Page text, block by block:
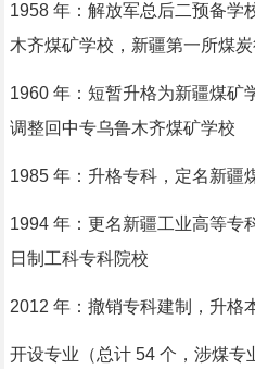
1958 年：解放军总后二预备学
木齐煤矿学校，新疆第一所煤
1960 年：短暂升格为新疆煤矿
调整回中专乌鲁木齐煤矿学校
1985 年：升格专科，定名新疆
1994 年：更名新疆工业高等专
日制工科专科院校
2012 年：撤销专科建制，升格
开设专业（总计 54 个，涉煤专